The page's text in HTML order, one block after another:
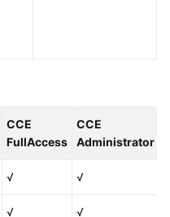
CCE
FullAccess
CCE
Administrator
√ √
√ √